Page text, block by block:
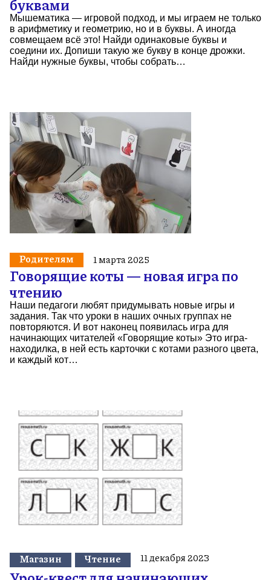
буквами
Мышематика — игровой подход, и мы играем не только
в арифметику и геометрию, но и в буквы. А иногда
совмещаем всё это! Найди одинаковые буквы и
соедини их. Допиши такую же букву в конце дрожки.
Найди нужные буквы, чтобы собрать…
Родителям 1 марта 2025
Говорящие коты — новая игра по
чтению
Наши педагоги любят придумывать новые игры и
задания. Так что уроки в наших очных группах не
повторяются. И вот наконец появилась игра для
начинающих читателей «Говорящие коты» Это игра-
находилка, в ней есть карточки с котами разного цвета,
и каждый кот…
Магазин Чтение 11 декабря 2023